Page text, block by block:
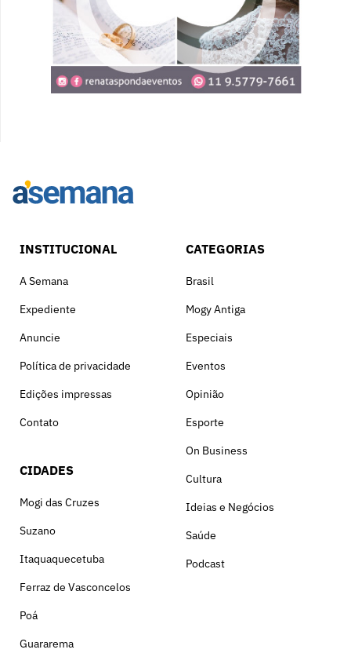
INSTITUCIONAL
A Semana
Expediente
Anuncie
Política de privacidade
Edições impressas
Contato
CIDADES
Mogi das Cruzes
Suzano
Itaquaquecetuba
Ferraz de Vasconcelos
Poá
Guararema
CATEGORIAS
Brasil
Mogy Antiga
Especiais
Eventos
Opinião
Esporte
On Business
Cultura
Ideias e Negócios
Saúde
Podcast